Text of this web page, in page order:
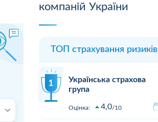
компаній України
ТОП страхування ризиків
Українська страхова
група
Оцінка: 4,0 10